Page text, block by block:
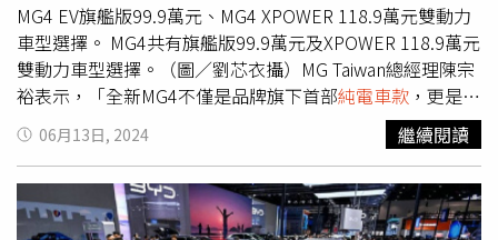
定，擁有426匹馬力與55.4公斤kgm，續航里程更可達480
公里，充電方面支援153kW DC快充，僅需26分鐘就能從
10%充至80%。Volvo EX30是品牌旗下碳足跡最低的車
款。（圖／Volvo提供）Porsche Macan EV上市時程：最快
Q3預售價格：373萬元、541萬元Porsche Macan EV是繼
Taycan後的第二款電動車，也是品牌首款純電休旅車，具有
Macan 4、Macan Turbo雙車型，台灣售價分別為373萬元
及541萬元起。Macan在問世十年後，迎來以純電動力驅動
的第二代車型，最大馬力達630hp搭配快充功率最高270
MG4的出現。」不過也有網友提到，「雖然是同樣價格帶但
是不同定位，要帥的買MG、家庭用就買n⁷。」
能，讓不少網友表示「CP值很高」。（圖／黃威彬攝）
MG4 EV旗艦版99.9萬元、MG4 XPOWER 118.9萬元雙動力
車型選擇。 MG4共有旗艦版99.9萬元及XPOWER 118.9萬元
雙動力車型選擇。（圖／劉芯衣攝）MG Taiwan總經理陳宗
裕表示，「全新MG4不僅是品牌旗下首部純電車款 ，更是台
灣CUV級距市場唯一的滿配純電跨界休旅。」中華車陳昭文
日前預估首月銷量可達250輛，也樂觀看待銷量逐月增加，
看好MG4今年銷量可達1,600輛，目前已有7,000組消費者預
約試乘。在產線部分，陳昭文強調目前MG月產能規模可達
到2,000輛，對於MG4的上市不會有太大問題，表示「這個
06月13日, 2024 繼續閱讀